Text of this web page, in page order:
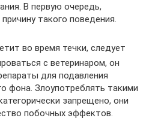
В первую очередь,
такого поведения.
во время течки, следует
с ветеринаром, он
для подавления
фона. Злоупотреблять такими
запрещено, они
побочных эффектов.